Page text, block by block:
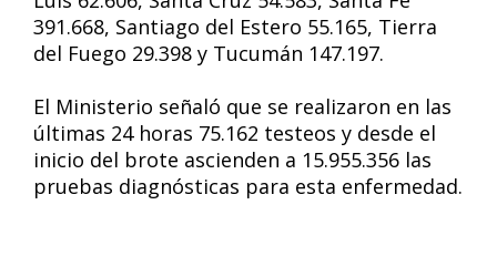
391.668, Santiago del Estero 55.165, Tierra
del Fuego 29.398 y Tucumán 147.197.
El Ministerio señaló que se realizaron en las
últimas 24 horas 75.162 testeos y desde el
inicio del brote ascienden a 15.955.356 las
pruebas diagnósticas para esta enfermedad.